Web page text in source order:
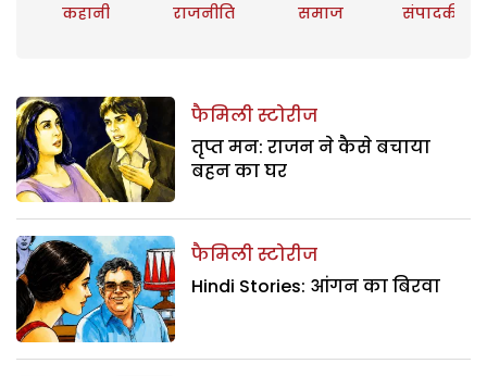
कहानी राजनीति समाज संपादकीय
फैमिली स्टोरीज
तृप्त मन: राजन ने कैसे बचाया
बहन का घर
फैमिली स्टोरीज
Hindi Stories: आंगन का बिरवा